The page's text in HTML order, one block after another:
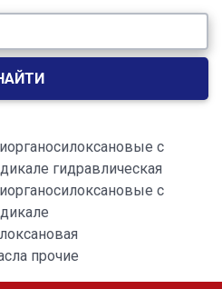
с
гидравлическая
с
прочие